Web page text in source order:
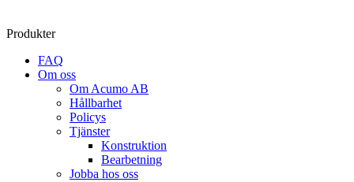
Produkter
FAQ
Om oss
Om Acumo AB
Hållbarhet
Policys
Tjänster
Konstruktion
Bearbetning
Jobba hos oss